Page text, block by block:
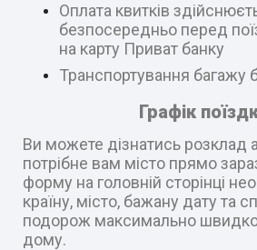
Оплата квитків
безпосередньо перед
на карту Приват банку
Транспортування багажу
Графік
Ви можете дізнатись розклад
потрібне вам місто прямо
форму на головній сторінці
країну, місто, бажану дату та
подорож максимально
дому.